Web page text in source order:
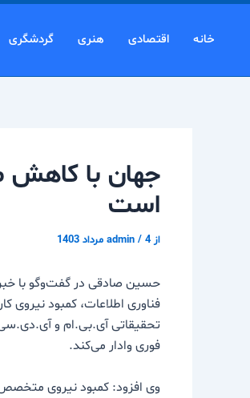
خانه اقتصادی هنری گردشگری
جهان با کاهش
است
از admin / 4 مرداد 1403
حسین صادقی در گفت‌و‌گو با
فناوری اطلاعات، کمبود
تحقیقاتی آی‌.بی‌.ام و
فوری وادار می‌کند.
وی افزود: کمبود نیروی متخصص
پیمایش
نوشته